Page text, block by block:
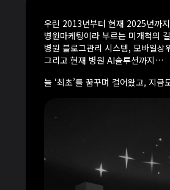
우린 2013년부터 현재 2025년까지
병원마케팅이라 부르는 미개척의
병원 블로그관리 시스템, 모바일
그리고 현재 병원 AI솔루션까지…
늘 ‘최초’를 꿈꾸며 걸어왔고, 지금